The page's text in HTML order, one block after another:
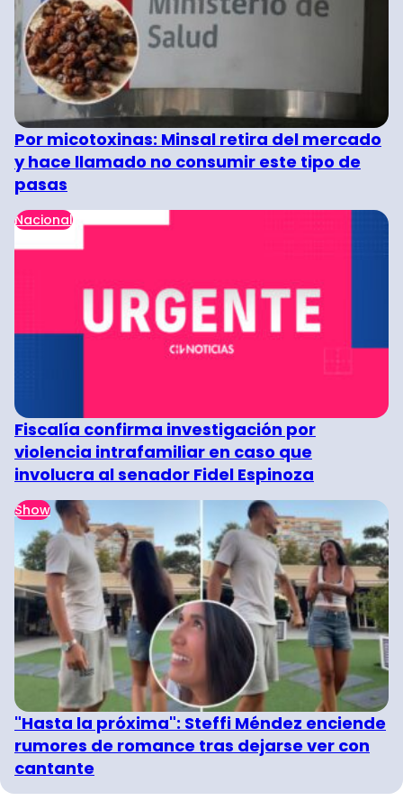
Por micotoxinas: Minsal retira del mercado
y hace llamado no consumir este tipo de
pasas
Nacional
Fiscalía confirma investigación por
violencia intrafamiliar en caso que
involucra al senador Fidel Espinoza
Show
"Hasta la próxima": Steffi Méndez enciende
rumores de romance tras dejarse ver con
cantante